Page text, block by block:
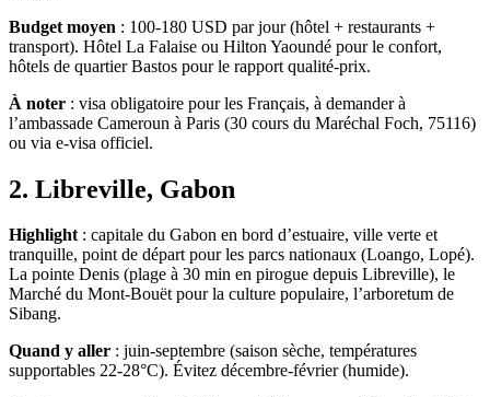
Budget moyen : 100-180 USD par jour (hôtel + restaurants +
transport). Hôtel La Falaise ou Hilton Yaoundé pour le confort,
hôtels de quartier Bastos pour le rapport qualité-prix.
À noter : visa obligatoire pour les Français, à demander à
l’ambassade Cameroun à Paris (30 cours du Maréchal Foch, 75116)
ou via e-visa officiel.
2. Libreville, Gabon
Highlight: capitale du Gabon en bord d’estuaire, ville verte et
tranquille, point de départ pour les parcs nationaux (Loango, Lopé).
La pointe Denis (plage à 30 min en pirogue depuis Libreville), le
Marché du Mont-Bouët pour la culture populaire, l’arboretum de
Sibang.
Quand y aller : juin-septembre (saison sèche, températures
supportables 22-28°C). Évitez décembre-février (humide).